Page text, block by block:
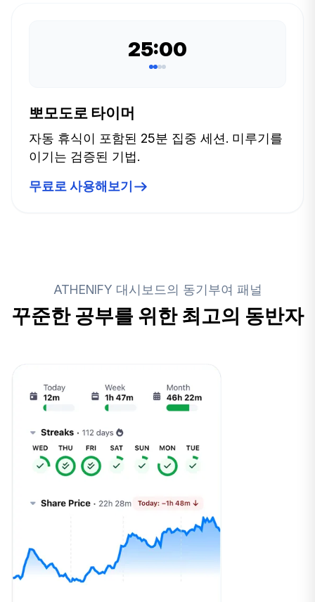
25:00
뽀모도로 타이머
자동 휴식이 포함된 25분 집중 세션. 미루기를
이기는 검증된 기법.
무료로 사용해보기
ATHENIFY 대시보드의 동기부여 패널
꾸준한 공부를 위한 최고의 동반자